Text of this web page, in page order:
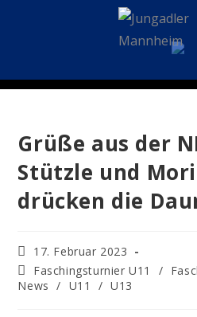
Grüße aus der
Stützle und
drücken die
17. Februar 2023
Faschingsturnier U11
/
News
/ U11 / U13